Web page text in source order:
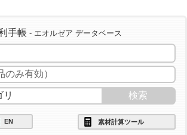
手帳 - エオルゼア データベース
EN 素材計算ツール